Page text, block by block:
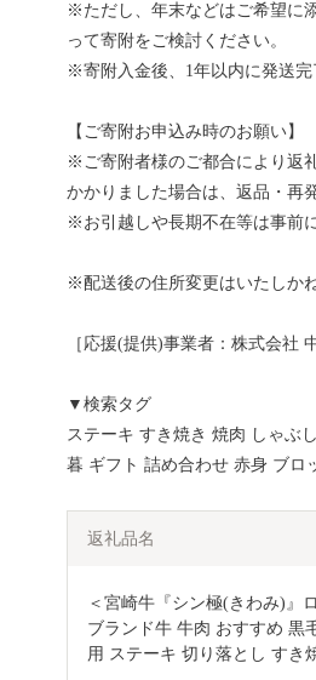
※ただし、年末などはご希望に
って寄附をご検討ください。
※寄附入金後、1年以内に発送完
【ご寄附お申込み時のお願い】
※ご寄附者様のご都合により返
かかりました場合は、返品・再
※お引越しや長期不在等は事前
※配送後の住所変更はいたしか
［応援(提供)事業者：株式会社
▼検索タグ
ステーキ すき焼き 焼肉 しゃぶ
暮 ギフト 詰め合わせ 赤身 ブロ
返礼品名
＜宮崎牛『シン極(きわみ)』
ブランド牛 牛肉 おすすめ 黒
用 ステーキ 切り落とし すき